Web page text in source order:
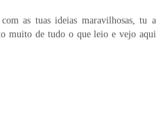
as tuas ideias maravilhosas, tu a
muito de tudo o que leio e vejo aqui